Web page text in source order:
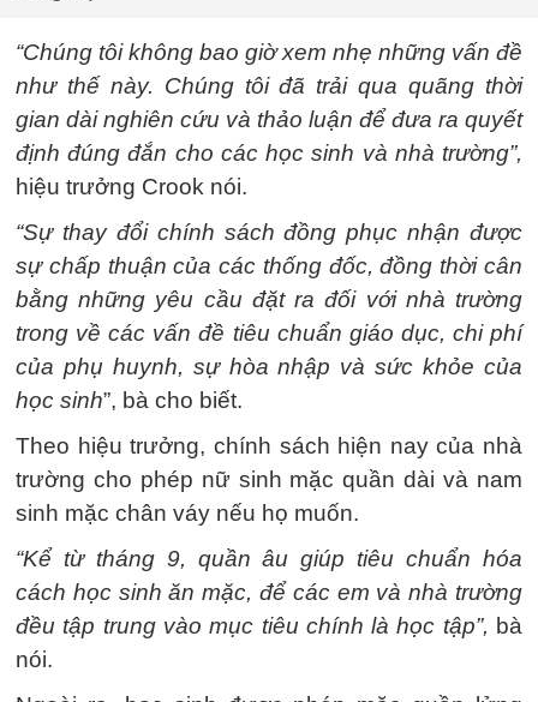
“Chúng tôi không bao giờ xem nhẹ những vấn đề
như thế này. Chúng tôi đã trải qua quãng thời
gian dài nghiên cứu và thảo luận để đưa ra quyết
định đúng đắn cho các học sinh và nhà trường”,
hiệu trưởng Crook nói.
“Sự thay đổi chính sách đồng phục nhận được
sự chấp thuận của các thống đốc, đồng thời cân
bằng những yêu cầu đặt ra đối với nhà trường
trong về các vấn đề tiêu chuẩn giáo dục, chi phí
của phụ huynh, sự hòa nhập và sức khỏe của
học sinh”, bà cho biết.
Theo hiệu trưởng, chính sách hiện nay của nhà
trường cho phép nữ sinh mặc quần dài và nam
sinh mặc chân váy nếu họ muốn.
“Kể từ tháng 9, quần âu giúp tiêu chuẩn hóa
cách học sinh ăn mặc, để các em và nhà trường
đều tập trung vào mục tiêu chính là học tập”, bà
nói.